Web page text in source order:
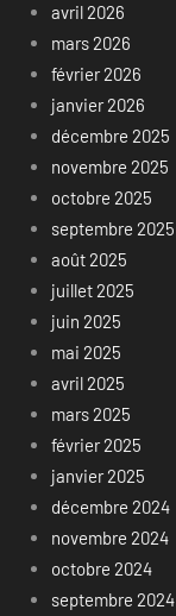
avril 2026
mars 2026
février 2026
janvier 2026
décembre 2025
novembre 2025
octobre 2025
septembre 2025
août 2025
juillet 2025
juin 2025
mai 2025
avril 2025
mars 2025
février 2025
janvier 2025
décembre 2024
novembre 2024
octobre 2024
septembre 2024